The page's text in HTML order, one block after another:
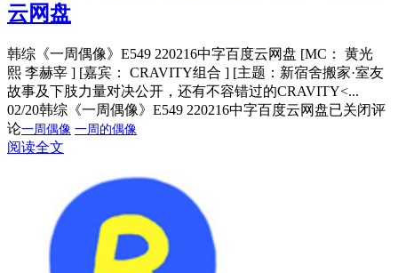
云网盘
韩综《一周偶像》E549 220216中字百度云网盘 [MC： 黄光
熙 李赫宰 ] [嘉宾： CRAVITY组合 ] [主题：新宿舍搬家·室友
故事及下肢力量对决公开，还有不容错过的CRAVITY<...
02/20韩综《一周偶像》E549 220216中字百度云网盘已关闭评
论一周偶像 一周的偶像
阅读全文